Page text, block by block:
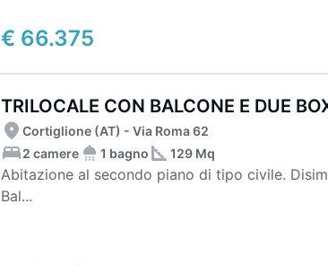
€ 66.375
TRILOCALE CON BALCONE E DUE
Cortiglione (AT) - Via Roma 62
2 camere
1 bagno 129 Mq
Abitazione al secondo piano di tipo civile.
Bal...